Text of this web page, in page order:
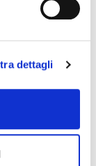
dettagli
e 12
alla